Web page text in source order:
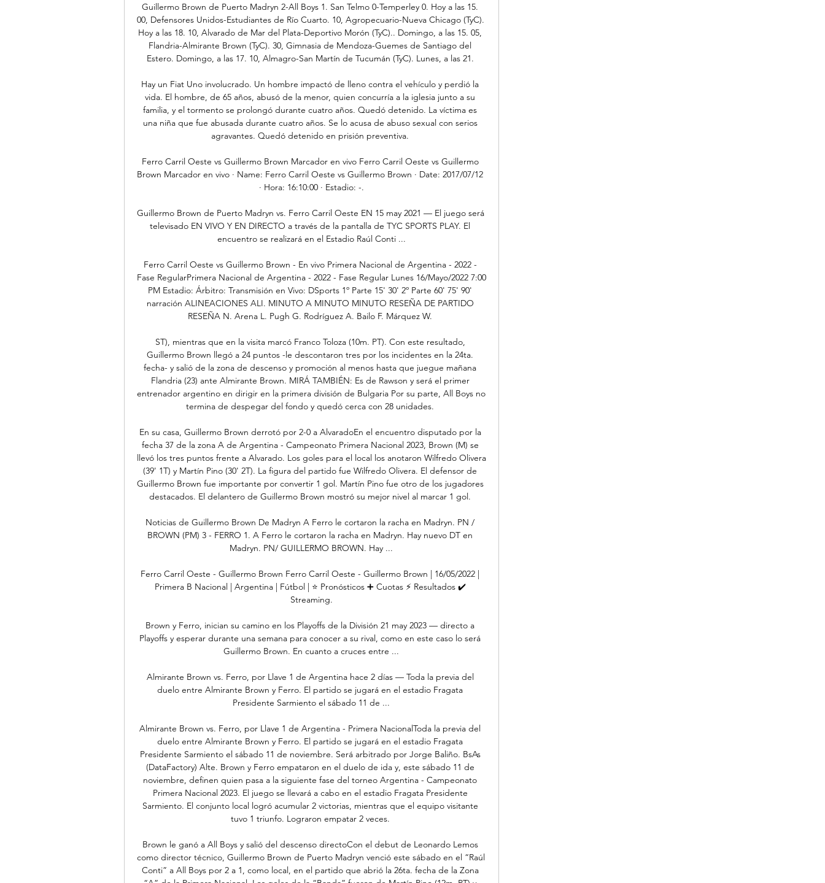
Guillermo Brown de Puerto Madryn 2-All Boys 1. San Telmo 0-Temperley 0. Hoy a las 15.
00, Defensores Unidos-Estudiantes de Río Cuarto. 10, Agropecuario-Nueva Chicago (TyC).
Hoy a las 18. 10, Alvarado de Mar del Plata-Deportivo Morón (TyC).. Domingo, a las 15. 05,
Flandria-Almirante Brown (TyC). 30, Gimnasia de Mendoza-Guemes de Santiago del
Estero. Domingo, a las 17. 10, Almagro-San Martín de Tucumán (TyC). Lunes, a las 21.
Hay un Fiat Uno involucrado. Un hombre impactó de lleno contra el vehículo y perdió la
vida. El hombre, de 65 años, abusó de la menor, quien concurría a la iglesia junto a su
familia, y el tormento se prolongó durante cuatro años. Quedó detenido. La víctima es
una niña que fue abusada durante cuatro años. Se lo acusa de abuso sexual con serios
agravantes. Quedó detenido en prisión preventiva.
Ferro Carril Oeste vs Guillermo Brown Marcador en vivo Ferro Carril Oeste vs Guillermo
Brown Marcador en vivo · Name: Ferro Carril Oeste vs Guillermo Brown · Date: 2017/07/12
· Hora: 16:10:00 · Estadio: -.
Guillermo Brown de Puerto Madryn vs. Ferro Carril Oeste EN 15 may 2021 — El juego será
televisado EN VIVO Y EN DIRECTO a través de la pantalla de TYC SPORTS PLAY. El
encuentro se realizará en el Estadio Raúl Conti ...
Ferro Carril Oeste vs Guillermo Brown - En vivo Primera Nacional de Argentina - 2022 -
Fase RegularPrimera Nacional de Argentina - 2022 - Fase Regular Lunes 16/Mayo/2022 7:00
PM Estadio: Árbitro: Transmisión en Vivo: DSports 1º Parte 15' 30' 2º Parte 60' 75' 90'
narración ALINEACIONES ALI. MINUTO A MINUTO MINUTO RESEÑA DE PARTIDO
RESEÑA N. Arena L. Pugh G. Rodríguez A. Bailo F. Márquez W.
ST), mientras que en la visita marcó Franco Toloza (10m. PT). Con este resultado,
Guillermo Brown llegó a 24 puntos -le descontaron tres por los incidentes en la 24ta.
fecha- y salió de la zona de descenso y promoción al menos hasta que juegue mañana
Flandria (23) ante Almirante Brown. MIRÁ TAMBIÉN: Es de Rawson y será el primer
entrenador argentino en dirigir en la primera división de Bulgaria Por su parte, All Boys no
termina de despegar del fondo y quedó cerca con 28 unidades.
En su casa, Guillermo Brown derrotó por 2-0 a AlvaradoEn el encuentro disputado por la
fecha 37 de la zona A de Argentina - Campeonato Primera Nacional 2023, Brown (M) se
llevó los tres puntos frente a Alvarado. Los goles para el local los anotaron Wilfredo Olivera
(39' 1T) y Martín Pino (30' 2T). La figura del partido fue Wilfredo Olivera. El defensor de
Guillermo Brown fue importante por convertir 1 gol. Martín Pino fue otro de los jugadores
destacados. El delantero de Guillermo Brown mostró su mejor nivel al marcar 1 gol.
Noticias de Guillermo Brown De Madryn A Ferro le cortaron la racha en Madryn. PN /
BROWN (PM) 3 - FERRO 1. A Ferro le cortaron la racha en Madryn. Hay nuevo DT en
Madryn. PN/ GUILLERMO BROWN. Hay ...
Ferro Carril Oeste - Guillermo Brown Ferro Carril Oeste - Guillermo Brown | 16/05/2022 |
Primera B Nacional | Argentina | Fútbol | ⭐ Pronósticos ➕ Cuotas ⚡ Resultados ✔️
Streaming.
Brown y Ferro, inician su camino en los Playoffs de la División 21 may 2023 — directo a
Playoffs y esperar durante una semana para conocer a su rival, como en este caso lo será
Guillermo Brown. En cuanto a cruces entre ...
Almirante Brown vs. Ferro, por Llave 1 de Argentina hace 2 días — Toda la previa del
duelo entre Almirante Brown y Ferro. El partido se jugará en el estadio Fragata
Presidente Sarmiento el sábado 11 de ...
Almirante Brown vs. Ferro, por Llave 1 de Argentina - Primera NacionalToda la previa del
duelo entre Almirante Brown y Ferro. El partido se jugará en el estadio Fragata
Presidente Sarmiento el sábado 11 de noviembre. Será arbitrado por Jorge Baliño. BsAs
(DataFactory) Alte. Brown y Ferro empataron en el duelo de ida y, este sábado 11 de
noviembre, definen quien pasa a la siguiente fase del torneo Argentina - Campeonato
Primera Nacional 2023. El juego se llevará a cabo en el estadio Fragata Presidente
Sarmiento. El conjunto local logró acumular 2 victorias, mientras que el equipo visitante
tuvo 1 triunfo. Lograron empatar 2 veces.
Brown le ganó a All Boys y salió del descenso directoCon el debut de Leonardo Lemos
como director técnico, Guillermo Brown de Puerto Madryn venció este sábado en el “Raúl
Conti” a All Boys por 2 a 1, como local, en el partido que abrió la 26ta. fecha de la Zona